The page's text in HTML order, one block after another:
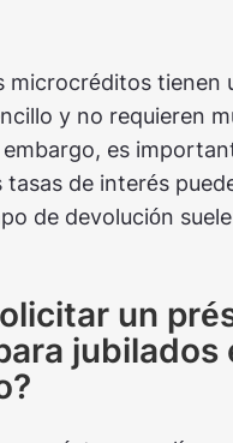
microcréditos tienen
y no requieren
es
tasas de interés
de devolución
un
jubilados